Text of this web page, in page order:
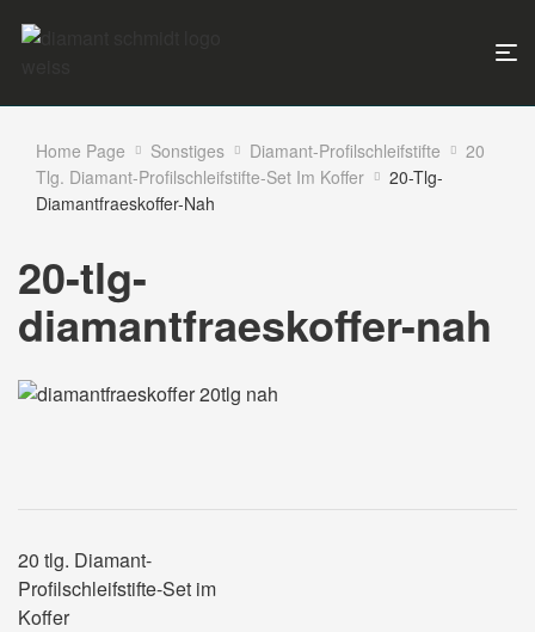
Home Page Sonstiges Diamant-Profilschleifstifte
20
Tlg. Diamant-Profilschleifstifte-Set Im Koffer
20-Tlg-
Diamantfraeskoffer-Nah
20-tlg-
diamantfraeskoffer-nah
20 tlg. Diamant-
Profilschleifstifte-Set im
Koffer